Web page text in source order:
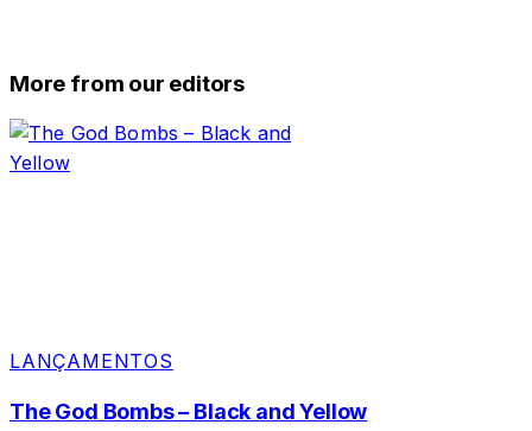
More from our editors
LANÇAMENTOS
The God Bombs – Black and Yellow